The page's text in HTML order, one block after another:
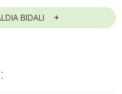
BIDALI